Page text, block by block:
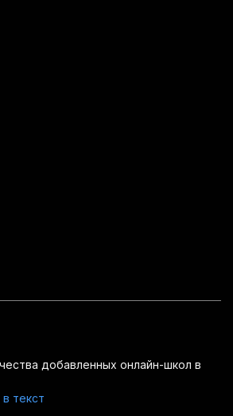
добавленных онлайн-школ в
текст